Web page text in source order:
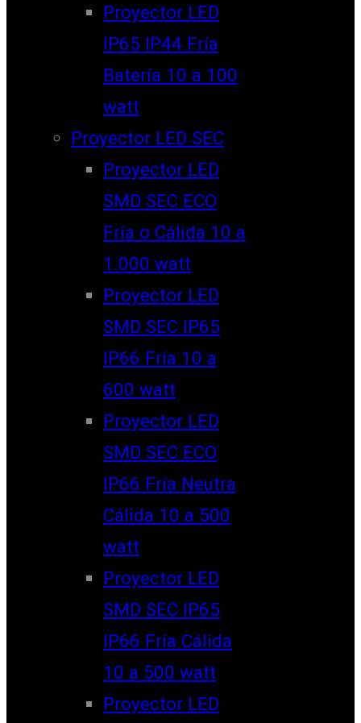
Proyector LED
IP65 IP44 Fría
Batería 10 a 100
watt
Proyector LED SEC
Proyector LED
SMD SEC ECO
Fría o Cálida 10 a
1.000 watt
Proyector LED
SMD SEC IP65
IP66 Fría 10 a
600 watt
Proyector LED
SMD SEC ECO
IP66 Fría Neutra
Cálida 10 a 500
watt
Proyector LED
SMD SEC IP65
IP66 Fría Cálida
10 a 500 watt
Proyector LED